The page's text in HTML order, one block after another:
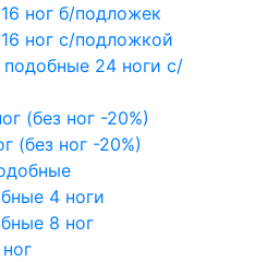
ног б/подложек
ног с/подложкой
24 ноги с/
(без ног -20%)
(без ног -20%)
4 ноги
8 ног